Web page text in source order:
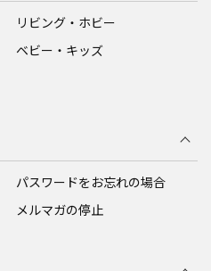
リビング・ホビー
ベビー・キッズ
パスワードをお忘れの場合
メルマガの停止